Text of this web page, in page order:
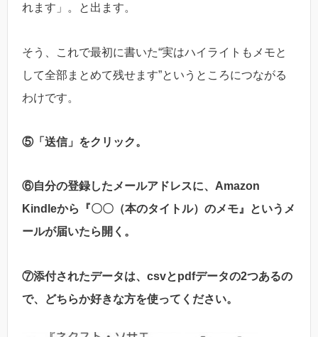
れます」。と出ます。
そう、これで最初に書いた“実はハイライトもメモと
して全部まとめて残せます”というところにつながる
わけです。
⑤「送信」をクリック。
⑥自分の登録したメールアドレスに、Amazon
Kindleから『〇〇（本のタイトル）のメモ』というメ
ールが届いたら開く。
⑦添付されたデータは、csvとpdfデータの2つあるの
で、どちらか好きな方を使ってください。